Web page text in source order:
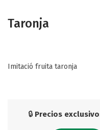
Taronja
Imitació fruita taronja
🔒 Precios